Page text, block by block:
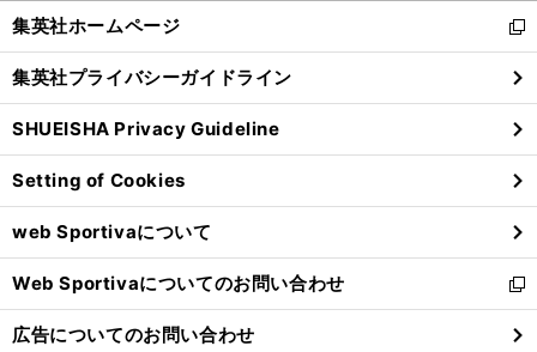
閉
る
集英社ホームページ
新
し
い
ウ
ィ
ン
ド
ウ
で
開
く
集英社プライバシーガイドライン
SHUEISHA Privacy Guideline
Setting of Cookies
web Sportivaについて
Web Sportivaについてのお問い合わせ
新
し
い
広告についてのお問い合わせ